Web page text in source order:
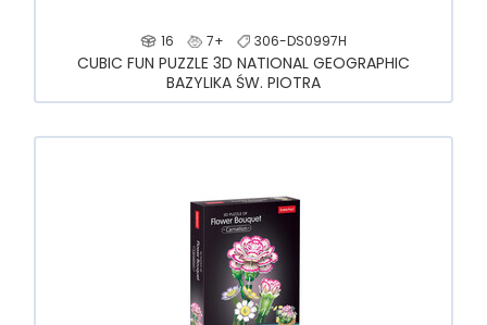
16 7+ 306-DS0997H
CUBIC FUN PUZZLE 3D NATIONAL GEOGRAPHIC
BAZYLIKA ŚW. PIOTRA